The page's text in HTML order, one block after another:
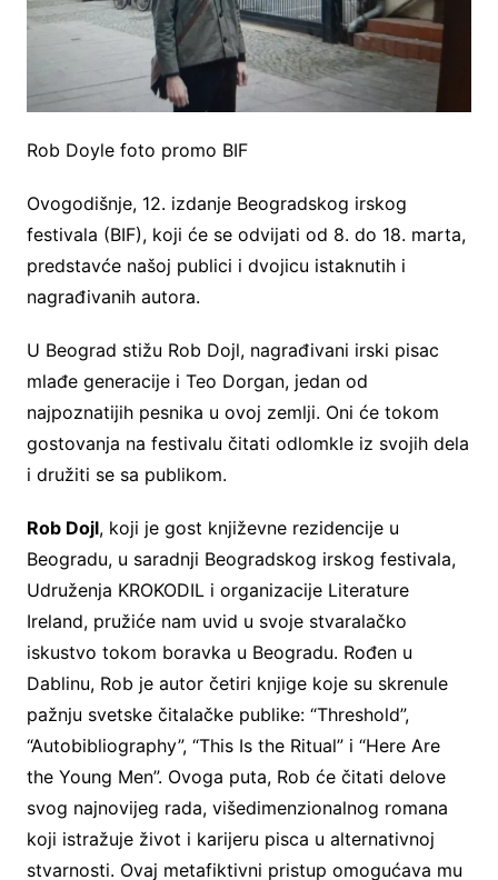
Rob Doyle foto promo BIF
Ovogodišnje, 12. izdanje Beogradskog irskog
festivala (BIF), koji će se odvijati od 8. do 18. marta,
predstavće našoj publici i dvojicu istaknutih i
nagrađivanih autora.
U Beograd stižu Rob Dojl, nagrađivani irski pisac
mlađe generacije i Teo Dorgan, jedan od
najpoznatijih pesnika u ovoj zemlji. Oni će tokom
gostovanja na festivalu čitati odlomkle iz svojih dela
i družiti se sa publikom.
Rob Dojl, koji je gost književne rezidencije u
Beogradu, u saradnji Beogradskog irskog festivala,
Udruženja KROKODIL i organizacije Literature
Ireland, pružiće nam uvid u svoje stvaralačko
iskustvo tokom boravka u Beogradu. Rođen u
Dablinu, Rob je autor četiri knjige koje su skrenule
pažnju svetske čitalačke publike: “Threshold”,
“Autobibliography”, “This Is the Ritual” i “Here Are
the Young Men”. Ovoga puta, Rob će čitati delove
svog najnovijeg rada, višedimenzionalnog romana
koji istražuje život i karijeru pisca u alternativnoj
stvarnosti. Ovaj metafiktivni pristup omogućava mu